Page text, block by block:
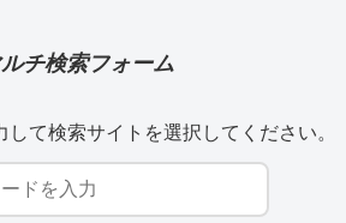
ルチ検索フォーム
て検索サイトを選択してください。